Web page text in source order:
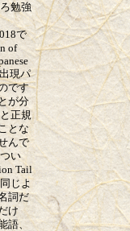
勉強
で
of
現パ
です
が分
正規
とな
んで
い
Tail
じよ
詞だ
け
語、